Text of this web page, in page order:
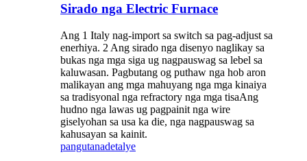
Sirado nga Electric Furnace
Ang 1 Italy nag-import sa switch sa pag-adjust sa
enerhiya. 2 Ang sirado nga disenyo naglikay sa
bukas nga mga siga ug nagpauswag sa lebel sa
kaluwasan. Pagbutang og puthaw nga hob aron
malikayan ang mga mahuyang nga mga kinaiya
sa tradisyonal nga refractory nga mga tisaAng
hudno nga lawas ug pagpainit nga wire
giselyohan sa usa ka die, nga nagpauswag sa
kahusayan sa kainit.
pangutanadetalye